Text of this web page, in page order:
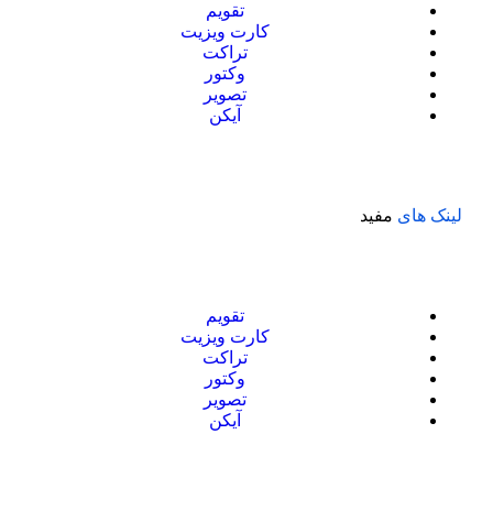
تقویم
کارت ویزیت
تراکت
وکتور
تصویر
آیکن
لینک های مفید
تقویم
کارت ویزیت
تراکت
وکتور
تصویر
آیکن